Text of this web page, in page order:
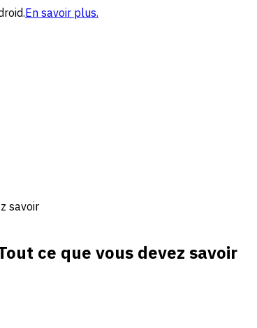
En savoir plus.
savoir
ce que vous devez savoir